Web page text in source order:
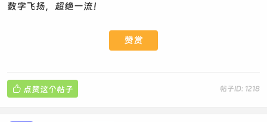
数字飞扬，超绝一流！
赞赏
帖子ID: 1218
 点赞这个帖子